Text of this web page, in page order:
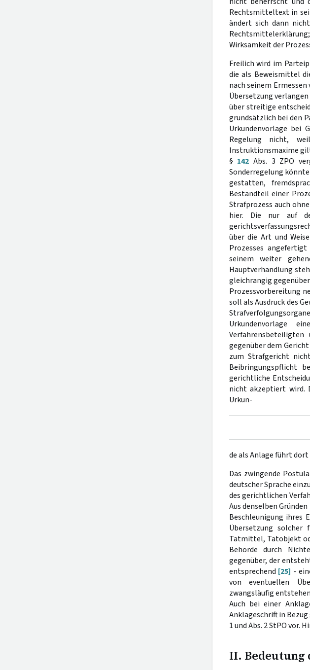
Rechtsmitteltext in
ändert sich dann
Wirksamkeit der
Freilich wird im
die als Beweismittel
nach seinem
Übersetzung
über streitige
grundsätzlich bei den
Urkundenvorlage bei
Regelung nicht,
Instruktionsmaxime
§ 142 Abs. 3 ZPO
Sonderregelung
gestatten,
Bestandteil einer
Strafprozess auch
hier. Die nur auf
über die Art und
Prozesses angefertigt
seinem weiter
Hauptverhandlung
gleichrangig
Prozessvorbereitung
soll als Ausdruck des
Urkundenvorlage
gegenüber dem
zum Strafgericht
Beibringungspflicht
gerichtliche
nicht akzeptiert wird.
Urkun-
de als Anlage führt
Das zwingende
deutscher Sprache
des gerichtlichen
Aus denselben
Beschleunigung ihres
Übersetzung solcher
Tatmittel, Tatobjekt
Behörde durch
gegenüber, der
entsprechend [25] -
von eventuellen
zwangsläufig
Auch bei einer
Anklageschrift in
1 und Abs. 2 StPO vor.
II. Bedeutung